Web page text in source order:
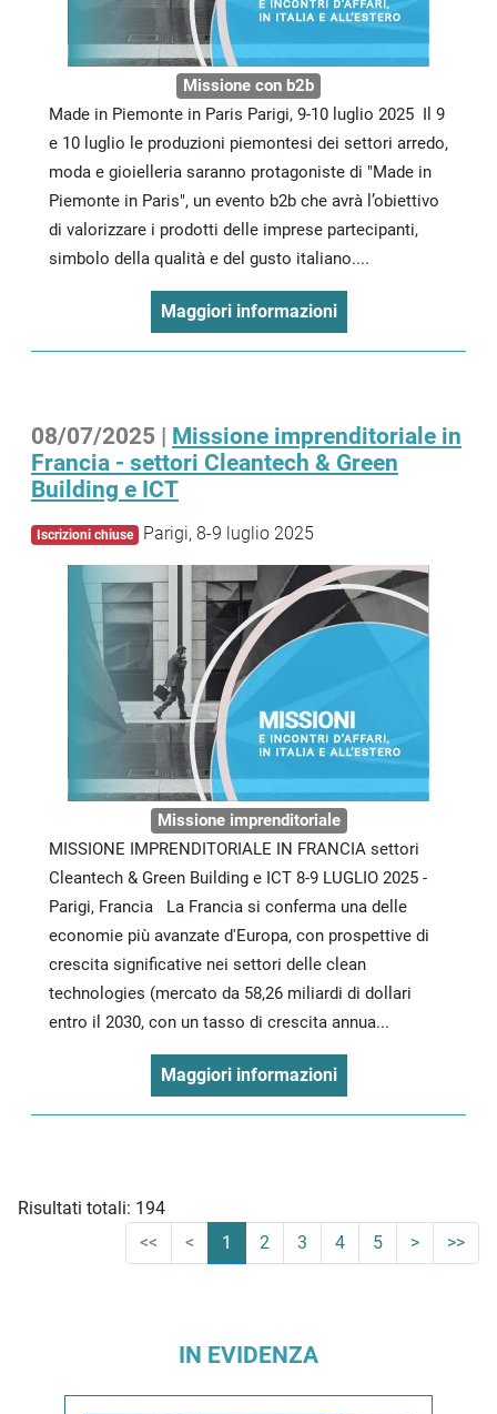
Missione con b2b
Made in Piemonte in Paris Parigi, 9-10 luglio 2025 Il 9
e 10 luglio le produzioni piemontesi dei settori arredo,
moda e gioielleria saranno protagoniste di "Made in
Piemonte in Paris", un evento b2b che avrà l’obiettivo
di valorizzare i prodotti delle imprese partecipanti,
simbolo della qualità e del gusto italiano....
Maggiori informazioni
08/07/2025 | Missione imprenditoriale in
Francia - settori Cleantech & Green
Building e ICT
Iscrizioni chiuse Parigi, 8-9 luglio 2025
Missione imprenditoriale
MISSIONE IMPRENDITORIALE IN FRANCIA settori
Cleantech & Green Building e ICT 8-9 LUGLIO 2025 -
Parigi, Francia La Francia si conferma una delle
economie più avanzate d'Europa, con prospettive di
crescita significative nei settori delle clean
technologies (mercato da 58,26 miliardi di dollari
entro il 2030, con un tasso di crescita annua...
Maggiori informazioni
Risultati totali: 194
<<
< 1 2 3 4 5 > >>
IN EVIDENZA